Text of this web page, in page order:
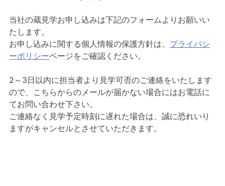
当社の蔵見学お申し込みは下記のフォームよりお願いい
たします。
お申し込みに関する個人情報の保護方針は、 プライバシ
ーポリシーページをご確認ください。
2～3日以内に担当者より見学可否のご連絡をいたします
ので、こちらからのメールが届かない場合にはお電話に
てお問い合わせ下さい。
ご連絡なく見学予定時刻に遅れた場合は、誠に恐れいり
ますがキャンセルとさせていただきます。